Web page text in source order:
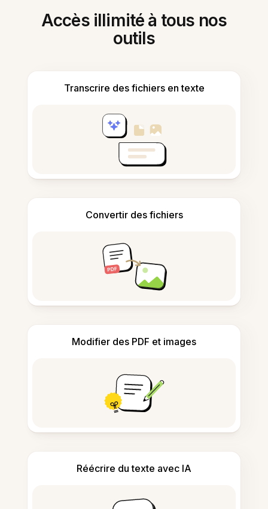
Accès illimité à tous nos
outils
Transcrire des fichiers en texte
Convertir des fichiers
Modifier des PDF et images
Réécrire du texte avec IA